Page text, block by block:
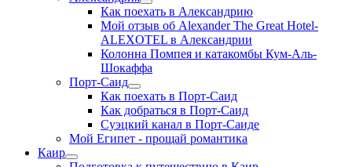
Как поехать в Александрию
Мой отзыв об Alexander The Great Hotel-
ALEXOTEL в Александрии
Колонна Помпея и катакомбы Кум-Аль-
Шокаффа
Порт-Саид
Как поехать в Порт-Саид
Как добраться в Порт-Саид
Суэцкий канал в Порт-Саиде
Мой Египет - прощай романтика
Каир